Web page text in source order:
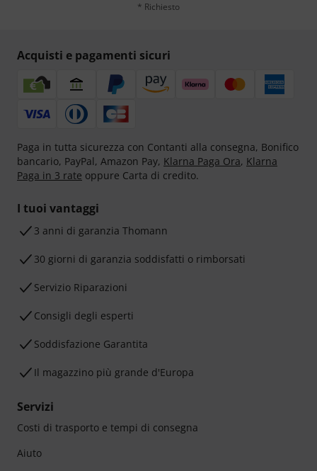
* Richiesto
Acquisti e pagamenti sicuri
Paga in tutta sicurezza con Contanti alla consegna, Bonifico
bancario, PayPal, Amazon Pay, Klarna Paga Ora, Klarna
Paga in 3 rate oppure Carta di credito.
I tuoi vantaggi
3 anni di garanzia Thomann
30 giorni di garanzia soddisfatti o rimborsati
Servizio Riparazioni
Consigli degli esperti
Soddisfazione Garantita
Il magazzino più grande d'Europa
Servizi
Costi di trasporto e tempi di consegna
Aiuto